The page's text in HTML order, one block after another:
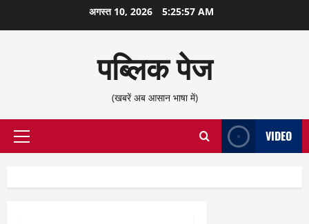
सामग्री
अगस्त 10, 2026 5:25:58 AM
पब्लिक पेज
(खबरें अब आसान भाषा में)
प्राथमिक
VIDEO